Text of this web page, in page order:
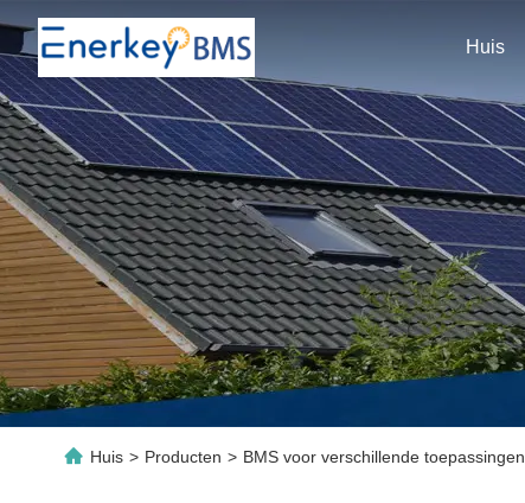
Huis
Huis > Producten > BMS voor verschillende toepassingen